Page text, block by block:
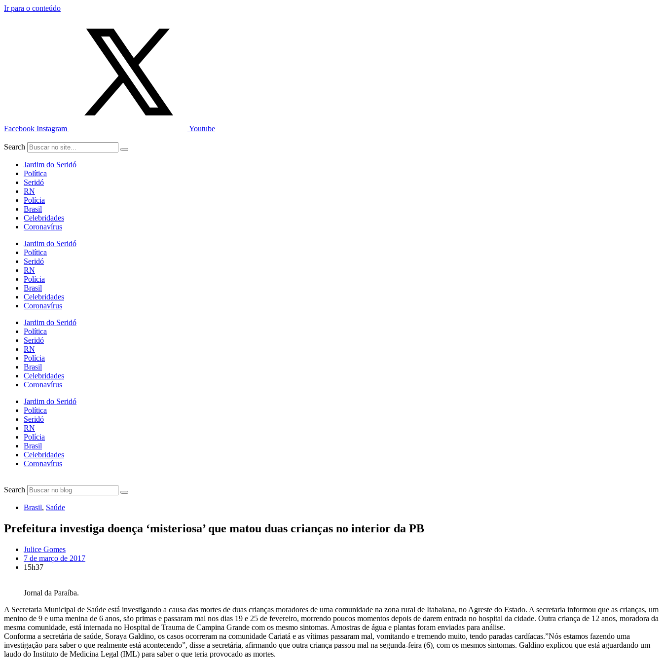
Ir para o conteúdo
Facebook Instagram Youtube
Search
Jardim do Seridó
Política
Seridó
RN
Polícia
Brasil
Celebridades
Coronavírus
Jardim do Seridó
Política
Seridó
RN
Polícia
Brasil
Celebridades
Coronavírus
Jardim do Seridó
Política
Seridó
RN
Polícia
Brasil
Celebridades
Coronavírus
Jardim do Seridó
Política
Seridó
RN
Polícia
Brasil
Celebridades
Coronavírus
Search
Brasil, Saúde
Prefeitura investiga doença ‘misteriosa’ que matou duas crianças no interior da PB
Julice Gomes
7 de março de 2017
15h37
Jornal da Paraíba.
A Secretaria Municipal de Saúde está investigando a causa das mortes de duas crianças moradores de uma comunidade na zona rural de Itabaiana, no Agreste do Estado. A secretaria informou que as crianças, um
menino de 9 e uma menina de 6 anos, são primas e passaram mal nos dias 19 e 25 de fevereiro, morrendo poucos momentos depois de darem entrada no hospital da cidade. Outra criança de 12 anos, moradora da
mesma comunidade, está internada no Hospital de Trauma de Campina Grande com os mesmo sintomas. Amostras de água e plantas foram enviadas para análise.
Conforma a secretária de saúde, Soraya Galdino, os casos ocorreram na comunidade Cariatá e as vítimas passaram mal, vomitando e tremendo muito, tendo paradas cardíacas.”Nós estamos fazendo uma
investigação para saber o que realmente está acontecendo”, disse a secretária, afirmando que outra criança passou mal na segunda-feira (6), com os mesmos sintomas. Galdino explicou que está aguardando um
laudo do Instituto de Medicina Legal (IML) para saber o que teria provocado as mortes.